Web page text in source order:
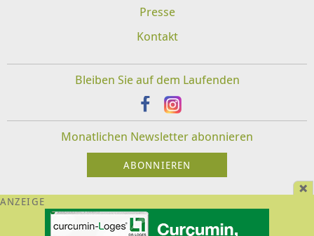
Presse
Kontakt
Bleiben Sie auf dem Laufenden
Monatlichen Newsletter abonnieren
Impressum Datenschutz Disclaimer